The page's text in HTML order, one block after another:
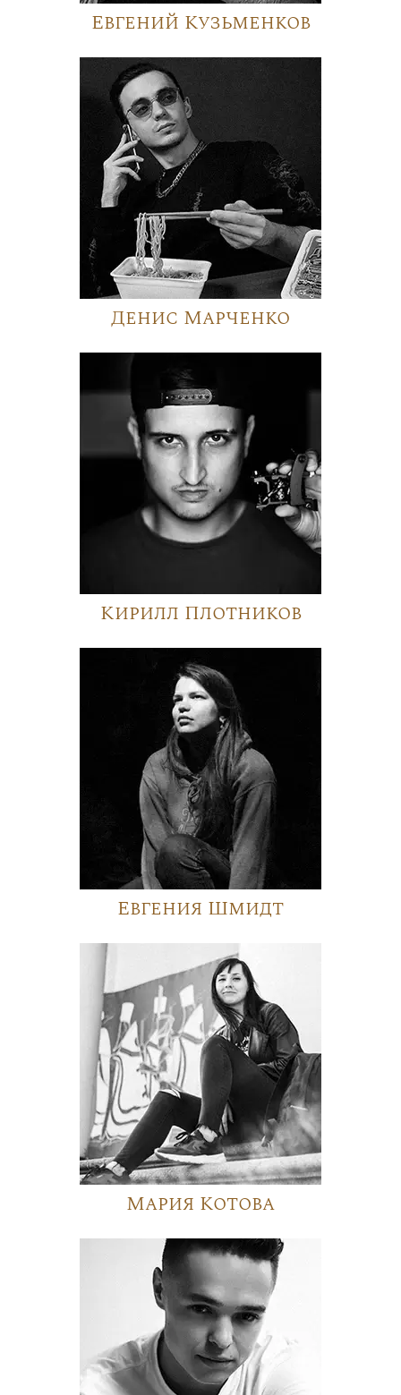
Евгений Кузьменков
Денис Марченко
Кирилл Плотников
Евгения Шмидт
Мария Котова